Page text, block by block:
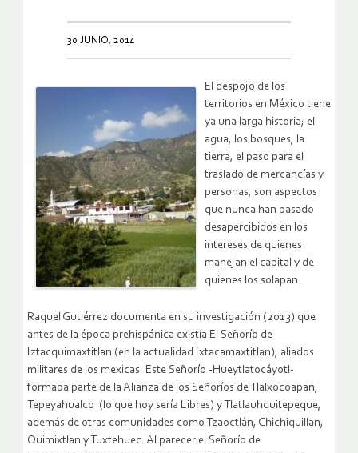
30 JUNIO, 2014
El despojo de los
territorios en México tiene
ya una larga historia; el
agua, los bosques, la
tierra, el paso para el
traslado de mercancías y
personas, son aspectos
que nunca han pasado
desapercibidos en los
intereses de quienes
manejan el capital y de
quienes los solapan.
Raquel Gutiérrez documenta en su investigación (2013) que
antes de la época prehispánica existía El Señorío de
Iztacquimaxtitlan (en la actualidad Ixtacamaxtitlan), aliados
militares de los mexicas. Este Señorío -Hueytlatocáyotl-
formaba parte de la Alianza de los Señoríos de Tlalxocoapan,
Tepeyahualco (lo que hoy sería Libres) y Tlatlauhquitepeque,
además de otras comunidades como Tzaoctlán, Chichiquillan,
Quimixtlan y Tuxtehuec. Al parecer el Señorío de